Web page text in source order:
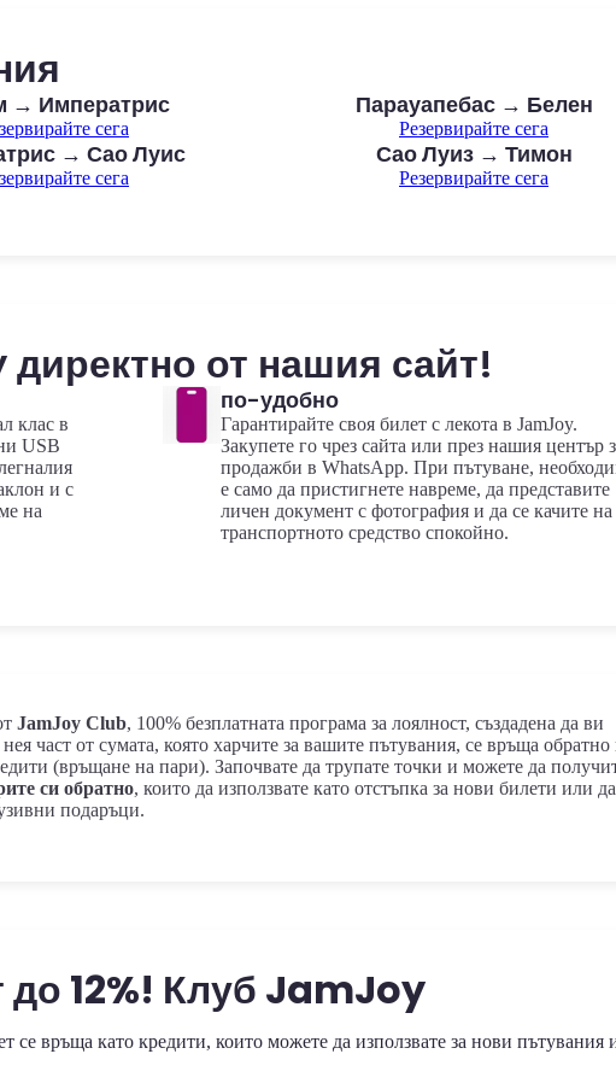
→ Императрис
сега
Парауапебас → Белен
Резервирайте сега
→ Сао Луис
сега
Сао Луиз → Тимон
Резервирайте сега
от нашия сайт!
клас в
USB
и с
на
по-удобно
Гарантирайте своя билет с лекота в JamJoy.
Закупете го чрез сайта или през нашия център
продажби в WhatsApp. При пътуване,
е само да пристигнете навреме, да представите
личен документ с фотография и да се качите на
транспортното средство спокойно.
JamJoy Club, 100% безплатната програма за лоялност, създадена да ви
част от сумата, която харчите за вашите пътувания, се връща обратно
(връщане на пари). Започвате да трупате точки и можете да
си обратно, които да използвате като отстъпка за нови билети или да
подаръци.
12%! Клуб JamJoy
се връща като кредити, които можете да използвате за нови пътувания